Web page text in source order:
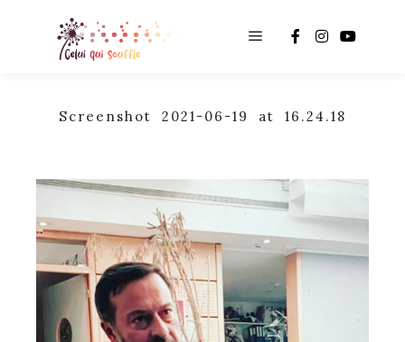
Screenshot 2021-06-19 at 16.24.18